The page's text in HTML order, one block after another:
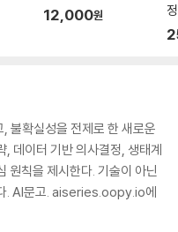
12,000원
불확실성을 전제로 한 새로운
, 데이터 기반 의사결정, 생태계
원칙을 제시한다. 기술이 아닌
다. AI문고. aiseries.oopy.io에